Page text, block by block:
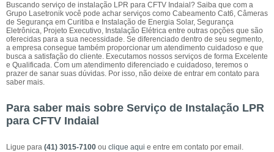
Buscando serviço de instalação LPR para CFTV Indaial? Saiba que com a
Grupo Lasetronik você pode achar serviços como Cabeamento Cat6, Câmeras
de Segurança em Curitiba e Instalação de Energia Solar, Segurança
Eletrônica, Projeto Executivo, Instalação Elétrica entre outras opções que são
oferecidas para a sua necessidade. Se diferenciado dentro de seu segmento,
a empresa consegue também proporcionar um atendimento cuidadoso e que
busca a satisfação do cliente. Executamos nossos serviços de forma Excelente
e Qualificada. Com um atendimento diferenciado e cuidadoso, teremos o
prazer de sanar suas dúvidas. Por isso, não deixe de entrar em contato para
saber mais.
Para saber mais sobre Serviço de Instalação LPR
para CFTV Indaial
Ligue para (41) 3015-7100 ou clique aqui e entre em contato por email.